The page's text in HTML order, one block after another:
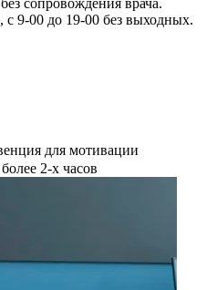
сопровождения врача.
с 9-00 до 19-00 без выходных.
для мотивации
2-х часов